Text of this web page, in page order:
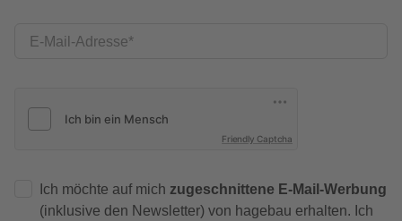
E-Mail-Adresse
Friendly Captcha
Ich möchte auf mich zugeschnittene E-Mail-Werbung
(inklusive den Newsletter) von hagebau erhalten. Ich